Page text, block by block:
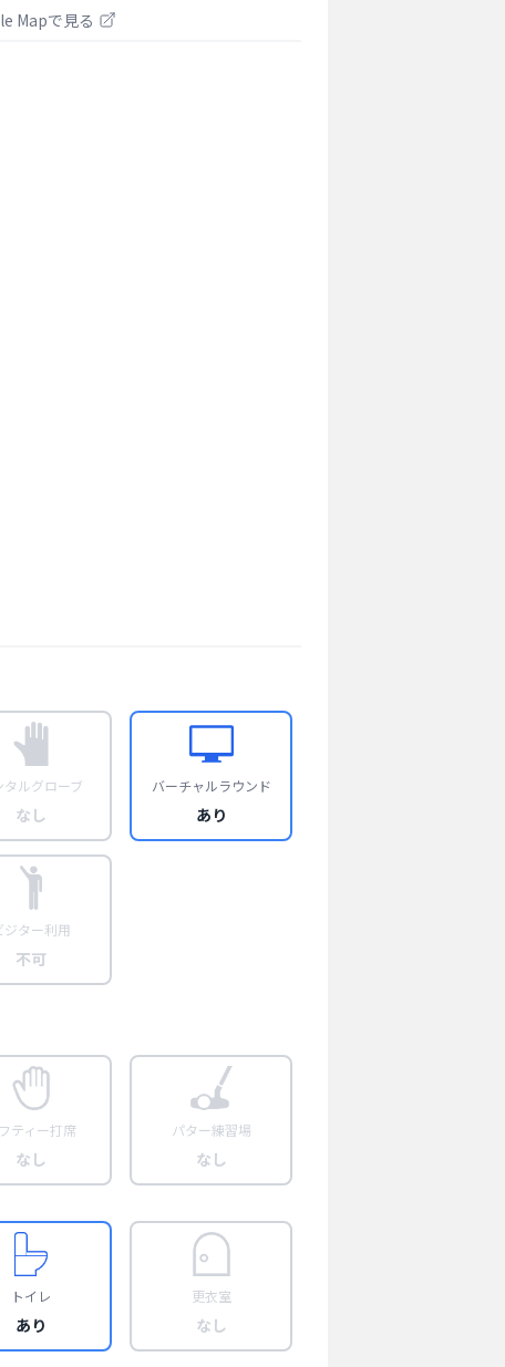
Mapで見る
タルグローブ
なし
バーチャルラウンド
あり
ジター利用
不可
ティー打席
なし
パター練習場
なし
トイレ
あり
更衣室
なし